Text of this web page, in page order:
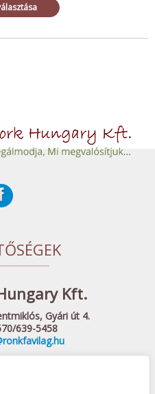
Kft.
Gyári út 4.
639-5458
- Minden Jog Fenntartva